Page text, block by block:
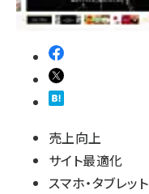
売上向上
サイト最適化
スマホ・タブレット